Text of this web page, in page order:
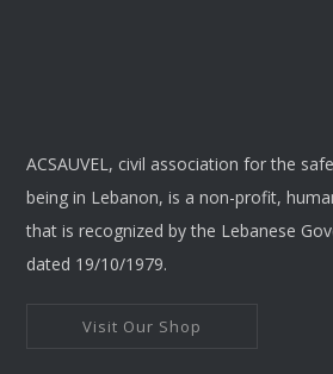
ACSAUVEL, civil association for the
being in Lebanon, is a non-profit,
that is recognized by the Lebanese
dated 19/10/1979.
Visit Our Shop